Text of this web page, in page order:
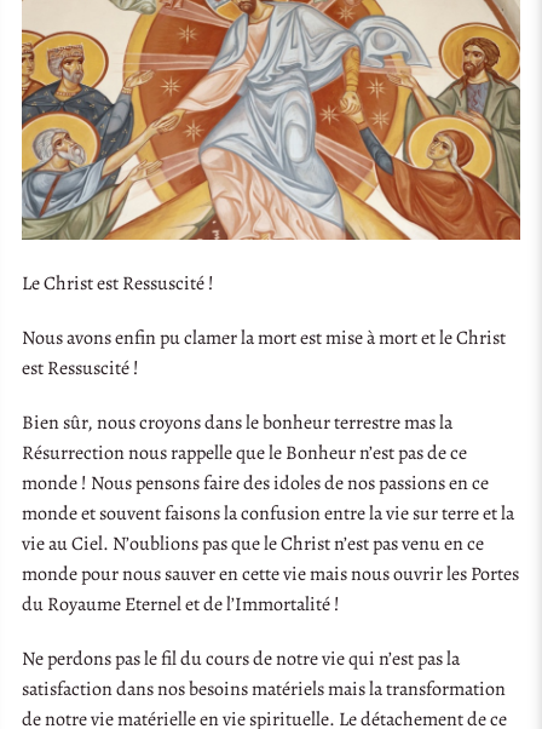
Le Christ est Ressuscité !
Nous avons enfin pu clamer la mort est mise à mort et le Christ
est Ressuscité !
Bien sûr, nous croyons dans le bonheur terrestre mas la
Résurrection nous rappelle que le Bonheur n’est pas de ce
monde ! Nous pensons faire des idoles de nos passions en ce
monde et souvent faisons la confusion entre la vie sur terre et la
vie au Ciel. N’oublions pas que le Christ n’est pas venu en ce
monde pour nous sauver en cette vie mais nous ouvrir les Portes
du Royaume Eternel et de l’Immortalité !
Ne perdons pas le fil du cours de notre vie qui n’est pas la
satisfaction dans nos besoins matériels mais la transformation
de notre vie matérielle en vie spirituelle. Le détachement de ce